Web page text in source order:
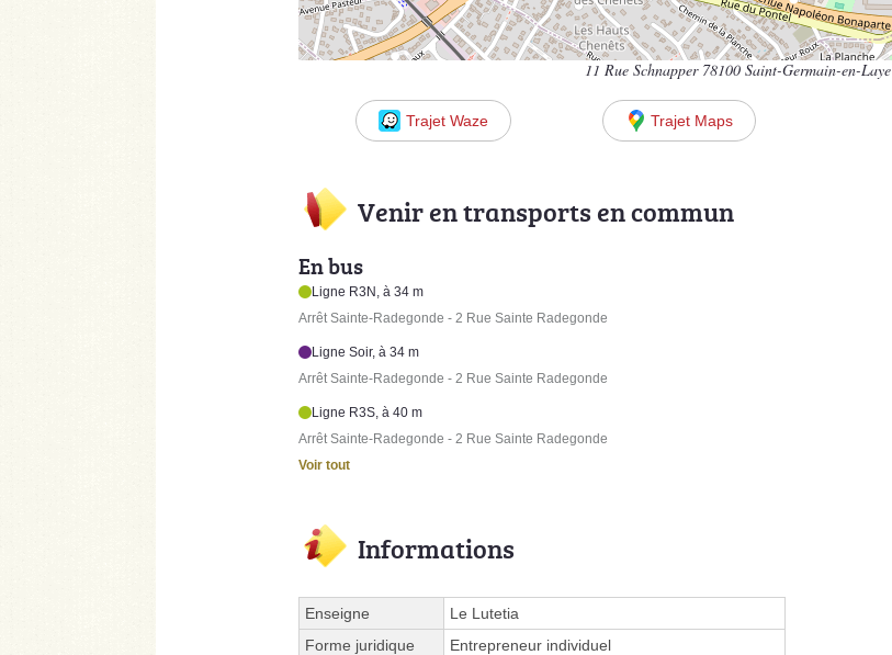
11 Rue Schnapper 78100 Saint-Germain-en-Laye
Trajet Waze Trajet Maps
Venir en transports en commun
En bus
Ligne R3N, à 34 m
Arrêt Sainte-Radegonde - 2 Rue Sainte Radegonde
Ligne Soir, à 34 m
Arrêt Sainte-Radegonde - 2 Rue Sainte Radegonde
Ligne R3S, à 40 m
Arrêt Sainte-Radegonde - 2 Rue Sainte Radegonde
Voir tout
Informations
Enseigne
Le Lutetia
Forme juridique
Entrepreneur individuel